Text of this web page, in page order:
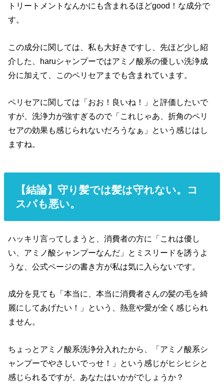
トリートメントなんかにも含まれるほどgood！な成分で
す。
この成分に関しては、私も大好きですし、先ほど少し紹
介した、haruシャンプーではアミノ酸系の優しい洗浄成
分に加えて、このペリセアまでも含まれています。
ペリセアに関しては「おお！良いね！」と評価したいで
すが、洗浄力が強すぎるので「これじゃあ、折角のペリ
セアの効果も感じられないだろうなぁ」という感じはし
ますね。
【結論】守り髪では髪は守れない。コ
スパも悪い。
ハッキリ言ってしまうと、消費者の方に「これは優し
い、アミノ酸シャンプーなんだ」とミスリードを誘うよ
うな、公式ページの書き方が私は気に入らないです。
成分を見ても「本当に、本当に消費者さんの髪の毛を綺
麗にしてあげたい！」という、熱意や愛が全く感じられ
ません。
ちょっとアミノ酸系洗浄分入れたから、「アミノ酸系シ
ャンプーでやさしいでっせ！」という感じがヒシヒシと
感じられるですが、あなたはいかがでしょうか？